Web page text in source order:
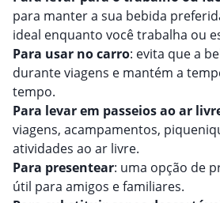
para manter a sua bebida
ideal enquanto você trabalha ou
Para usar no carro: evita que a
durante viagens e mantém a
tempo.
Para levar em passeios ao ar
viagens, acampamentos,
atividades ao ar livre.
Para presentear: uma opção de
útil para amigos e familiares.